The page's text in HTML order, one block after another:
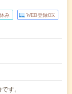
み WEB登録OK
す。